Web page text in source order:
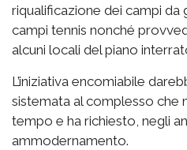
riqualificazione dei campi
campi tennis nonché
alcuni locali del piano
L’iniziativa encomiabile
sistemata al complesso che
tempo e ha richiesto, negli
ammodernamento.